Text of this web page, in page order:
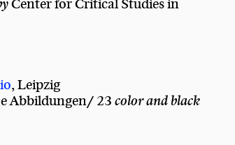
Center for Critical Studies in
, Leipzig
Abbildungen/ 23 color and black